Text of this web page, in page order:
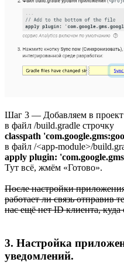
Шаг 3 — Добавляем в проект
в файл /build.gradle строчку
classpath
в файл /<app-module>/
apply plugin:
Тут всё, жмём «Готово».
После настройки
работает ли связь отправив
нас ещё нет ID клиента, куда
3. Настройка
уведомлений.